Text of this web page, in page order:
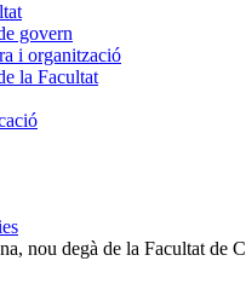
govern
i organització
la Facultat
nou degà de la Facultat de